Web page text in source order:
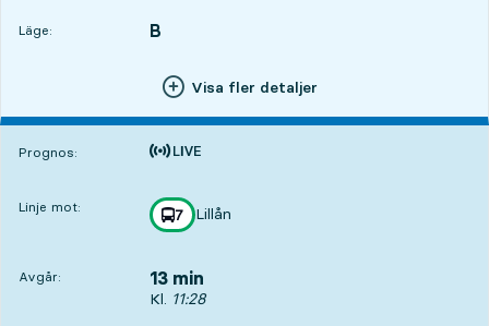
Läge:
LÄGE, B
,
Visa fler detaljer
Prognos:
Tiden är prognos
Linje mot: linje
7
mot
Lillån
,
Avgår: 13 min
Avgår, Kl. 11:28, om 13 min
Kl. 11:28